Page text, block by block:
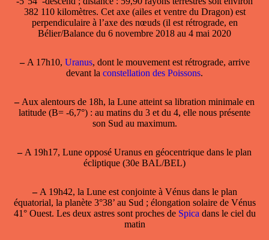
382 110 kilomètres. Cet axe (ailes et ventre du Dragon) est
perpendiculaire à l’axe des nœuds (il est rétrograde, en
Bélier/Balance du 6 novembre 2018 au 4 mai 2020
–A 17h10, Uranus, dont le mouvement est rétrograde, arrive
devant la constellation des Poissons.
–Aux alentours de 18h, la Lune atteint sa libration minimale en
latitude (B= -6,7°) : au matins du 3 et du 4, elle nous présente
son Sud au maximum.
–A 19h17, Lune opposé Uranus en géocentrique dans le plan
écliptique (30e BAL/BEL)
–A 19h42, la Lune est conjointe à Vénusdans le plan
équatorial, la planète 3°38’ au Sud ; élongation solaire de Vénus
41° Ouest. Les deux astres sont proches de Spica dans le ciel du
matin